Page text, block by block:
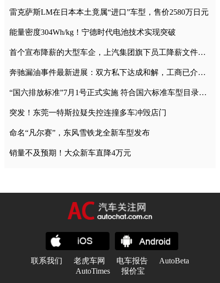
雷克萨斯LM在日本本土竟属“进口”车型，售价2580万日元
能量密度304Wh/kg！宁德时代电池技术实现突破
首个宣布降薪的大型车企，上汽集团旗下员工降薪文件曝光
奔驰漏油事件最新进展：双方私下达成和解，工商已介入调查
“国六排放标准”7月1号正式实施 符合国六标准车型目录一览
突发！东莞一特斯拉疑失控连撞多车冲毁店门
命名“凡尔赛”，东风雪铁龙全新车型发布
销量不及预期！大众新车直降4万元
联系我们 老虎车网 电车报告
AutoBeta
AutoTimes
报价宝